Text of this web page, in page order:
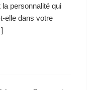
personnalité qui
elle dans votre